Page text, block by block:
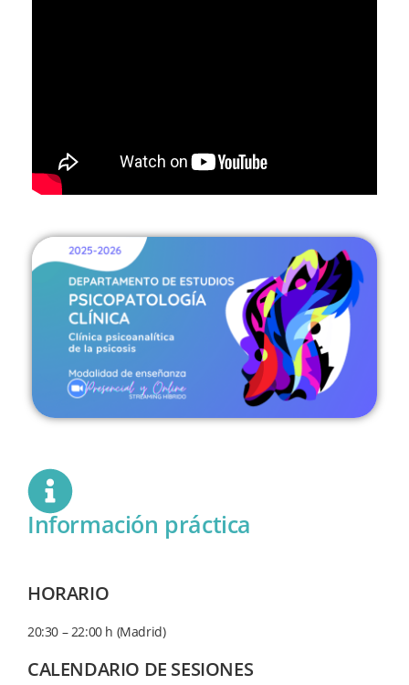
Información práctica
HORARIO
20:30 – 22:00 h (Madrid)
CALENDARIO DE SESIONES